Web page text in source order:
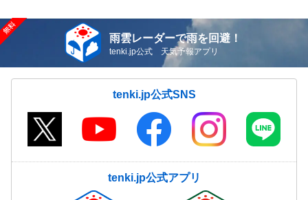
雨雲レーダーで雨を回避！
tenki.jp公式 天気予報アプリ
tenki.jp公式SNS
tenki.jp公式アプリ